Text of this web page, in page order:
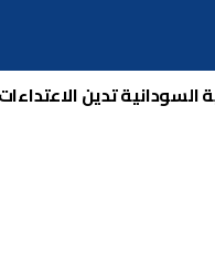
السودانية تدين